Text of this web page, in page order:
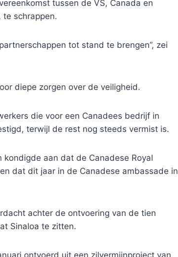
tussen de VS, Canada en
schrappen.
tot stand te brengen”, zei
diepe zorgen over de veiligheid.
die voor een Canadees bedrijf in
terwijl de rest nog steeds vermist is.
aan dat de Canadese Royal
dat dit jaar in de Canadese ambassade in
achter de ontvoering van de tien
Sinaloa te zitten.
ontvoerd uit een zilvermijnproject van